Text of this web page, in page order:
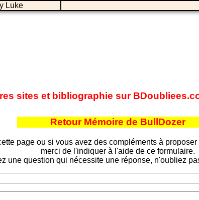
Luke
sites et bibliographie sur
Retour Mémoire de BullDozer
page ou si vous avez des compléments à
merci de l'indiquer à l'aide de ce formulaire.
une question qui nécessite une réponse, n'oubliez